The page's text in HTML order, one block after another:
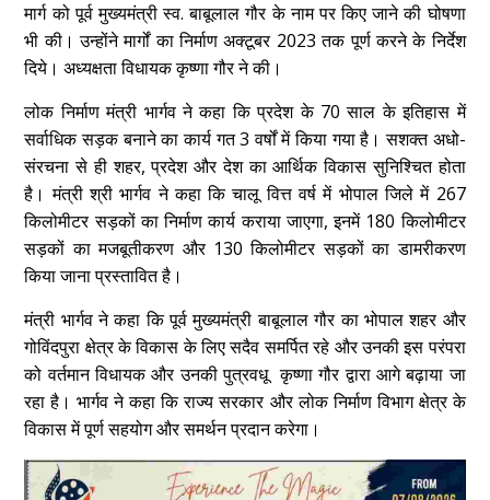
मार्ग को पूर्व मुख्यमंत्री स्व. बाबूलाल गौर के नाम पर किए जाने की घोषणा
भी की। उन्होंने मार्गों का निर्माण अक्टूबर 2023 तक पूर्ण करने के निर्देश
दिये। अध्यक्षता विधायक कृष्णा गौर ने की।
लोक निर्माण मंत्री भार्गव ने कहा कि प्रदेश के 70 साल के इतिहास में
सर्वाधिक सड़क बनाने का कार्य गत 3 वर्षों में किया गया है। सशक्त अधो-
संरचना से ही शहर, प्रदेश और देश का आर्थिक विकास सुनिश्चित होता
है। मंत्री श्री भार्गव ने कहा कि चालू वित्त वर्ष में भोपाल जिले में 267
किलोमीटर सड़कों का निर्माण कार्य कराया जाएगा, इनमें 180 किलोमीटर
सड़कों का मजबूतीकरण और 130 किलोमीटर सड़कों का डामरीकरण
किया जाना प्रस्तावित है।
मंत्री भार्गव ने कहा कि पूर्व मुख्यमंत्री बाबूलाल गौर का भोपाल शहर और
गोविंदपुरा क्षेत्र के विकास के लिए सदैव समर्पित रहे और उनकी इस परंपरा
को वर्तमान विधायक और उनकी पुत्रवधू कृष्णा गौर द्वारा आगे बढ़ाया जा
रहा है। भार्गव ने कहा कि राज्य सरकार और लोक निर्माण विभाग क्षेत्र के
विकास में पूर्ण सहयोग और समर्थन प्रदान करेगा।